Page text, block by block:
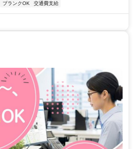
ブランクOK 交通費支給